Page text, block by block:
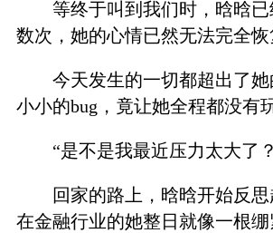
等终于叫到我们时，晗晗
数次，她的心情已然无法完全恢
今天发生的一切都超出了
小小的bug，竟让她全程都没有
“是不是我最近压力太大了
回家的路上，晗晗开始反
在金融行业的她整日就像一根